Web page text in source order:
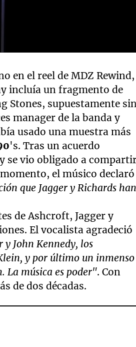
en el reel de MDZ Rewind,
incluía un fragmento de
Stones, supuestamente sin
manager de la banda y
usado una muestra más
's. Tras un acuerdo
se vio obligado a
el músico declaró
que Jagger y Richards han
de Ashcroft, Jagger y
El vocalista agradeció
y John Kennedy, los
y por último un inmenso
La música es poder". Con
de dos décadas.